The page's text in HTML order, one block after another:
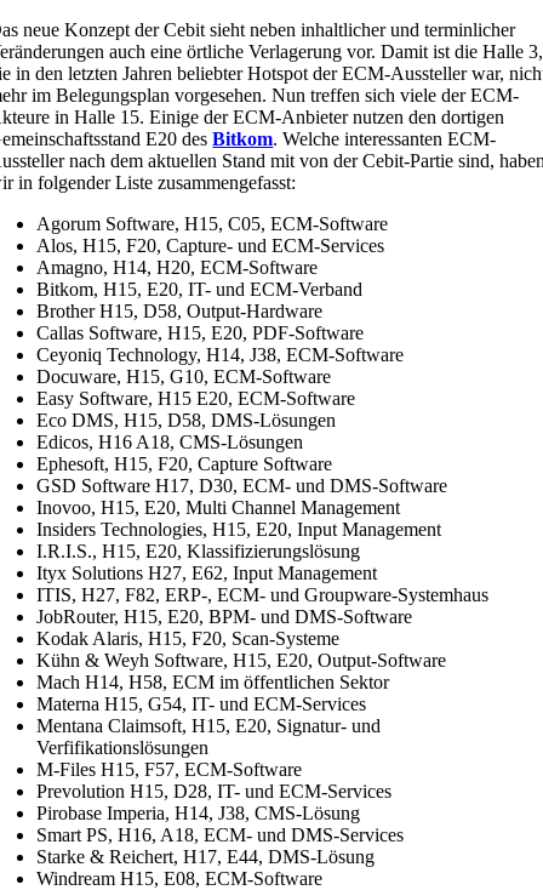
neue Konzept der Cebit sieht neben inhaltlicher und terminlicher
auch eine örtliche Verlagerung vor. Damit ist die Halle 3,
in den letzten Jahren beliebter Hotspot der ECM-Aussteller war,
im Belegungsplan vorgesehen. Nun treffen sich viele der ECM-
in Halle 15. Einige der ECM-Anbieter nutzen den dortigen
E20 desBitkom. Welche interessanten ECM-
nach dem aktuellen Stand mit von der Cebit-Partie sind,
in folgender Liste zusammengefasst:
Agorum Software, H15, C05, ECM-Software
Alos, H15, F20, Capture- und ECM-Services
Amagno, H14, H20, ECM-Software
Bitkom, H15, E20, IT- und ECM-Verband
Brother H15, D58, Output-Hardware
Callas Software, H15, E20, PDF-Software
Ceyoniq Technology, H14, J38, ECM-Software
Docuware, H15, G10, ECM-Software
Easy Software, H15 E20, ECM-Software
Eco DMS, H15, D58, DMS-Lösungen
Edicos, H16 A18, CMS-Lösungen
Ephesoft, H15, F20, Capture Software
GSD Software H17, D30, ECM- und DMS-Software
Inovoo, H15, E20, Multi Channel Management
Insiders Technologies, H15, E20, Input Management
I.R.I.S., H15, E20, Klassifizierungslösung
Ityx Solutions H27, E62, Input Management
ITIS, H27, F82, ERP-, ECM- und Groupware-Systemhaus
JobRouter, H15, E20, BPM- und DMS-Software
Kodak Alaris, H15, F20, Scan-Systeme
Kühn & Weyh Software, H15, E20, Output-Software
Mach H14, H58, ECM im öffentlichen Sektor
Materna H15, G54, IT- und ECM-Services
Mentana Claimsoft, H15, E20, Signatur- und
Verfifikationslösungen
M-Files H15, F57, ECM-Software
Prevolution H15, D28, IT- und ECM-Services
Pirobase Imperia, H14, J38, CMS-Lösung
Smart PS, H16, A18, ECM- und DMS-Services
Starke & Reichert, H17, E44, DMS-Lösung
Windream H15, E08, ECM-Software